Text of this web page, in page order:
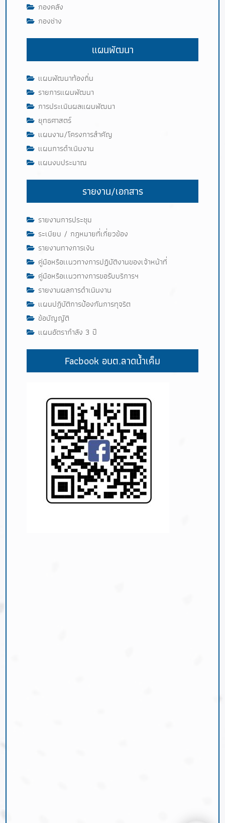
กองคลัง
กองช่าง
แผนพัฒนา
แผนพัฒนาท้องถิ่น
รายการแผนพัฒนา
การประเมินผลแผนพัฒนา
ยุทธศาสตร์
แผนงาน/โครงการสำคัญ
แผนการดำเนินงาน
แผนงบประมาณ
รายงาน/เอกสาร
รายงานการประชุม
ระเบียบ / กฎหมายที่เกี่ยวข้อง
รายงานทางการเงิน
คู่มือหรือเเนวทางการปฏิบัติงานของเจ้าหน้าที่
คู่มือหรือเเนวทางการขอรับบริการฯ
รายงานผลการดำเนินงาน
แผนปฎิบัติการป้องกันการทุจริต
ข้อบัญญัติ
แผนอัตรากำลัง 3 ปี
Facbook อบต.ลาดน้ำเค็ม